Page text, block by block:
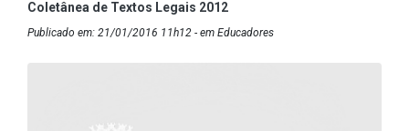
Coletânea de Textos Legais 2012
Publicado em: 21/01/2016 11h12 - em Educadores